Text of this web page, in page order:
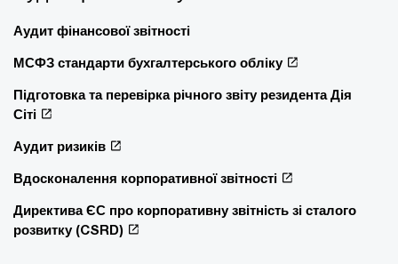
Аудит фінансової звітності
МСФЗ стандарти бухгалтерського обліку
Підготовка та перевірка річного звіту резидента Дія
Сіті
Аудит ризиків
Вдосконалення корпоративної звітності
Директива ЄС про корпоративну звітність зі сталого
розвитку (CSRD)